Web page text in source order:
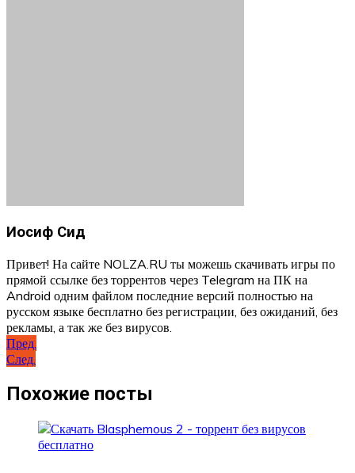
Иосиф Сид
Привет! На сайте NOLZA.RU ты можешь скачивать игры по
прямой ссылке без торрентов через Telegram на ПК на
Android одним файлом последние версий полностью на
русском языке бесплатно без регистрации, без ожиданий, без
рекламы, а так же без вирусов.
Навигация
по
записям
Пред.
След.
Похожие посты